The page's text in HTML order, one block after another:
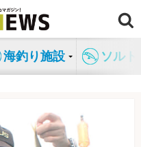
海釣り施設 ソル